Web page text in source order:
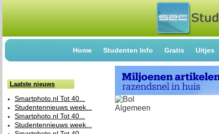
Home Studenten Info Gratis Uitjes
Laatste nieuws
Smartphoto.nl Tot 40...
Studentennieuws week...
Smartphoto.nl Tot 40...
Studentennieuws week...